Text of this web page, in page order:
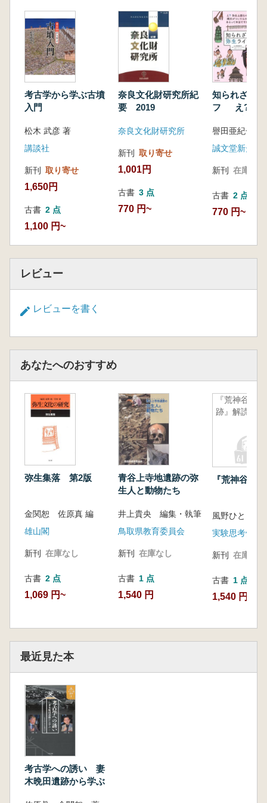
考古学から学ぶ古墳
入門
松木 武彦 著
講談社
新刊 取り寄せ
1,650円
古書 2 点
1,100 円~
奈良文化財研究所紀
要 2019
奈良文化財研究所
新刊 取り寄せ
1,001円
古書 3 点
770 円~
知られざる
フ え?弥生
のがあるっ
すか!? 稲作
誠文堂新光社
新刊 在庫なし
古書 2 点
770 円~
レビュー
レビューを書く
あなたへのおすすめ
弥生集落 第2版
金関恕 佐原真 編
雄山閣
新刊 在庫なし
古書 2 点
1,069 円~
青谷上寺地遺跡の弥
生人と動物たち
井上貴央 編集・執筆
鳥取県教育委員会
新刊 在庫なし
古書 1 点
1,540 円
『荒神谷遺
跡』解読
『荒神谷遺
風野ひとし著
実験思考倶楽
新刊 在庫なし
古書 1 点
1,540 円
最近見た本
考古学への誘い 妻
木晩田遺跡から学ぶ